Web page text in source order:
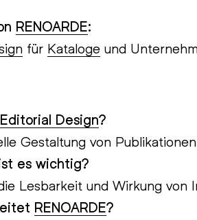
RENOARDE:
für Kataloge und
Editorial Design?
Gestaltung von
es wichtig?
Lesbarkeit und Wirkung von
RENOARDE?